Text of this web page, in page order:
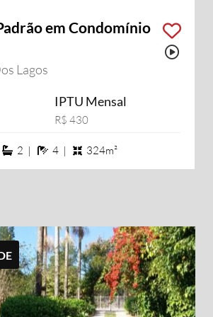
em Condomínio
Lagos
IPTU Mensal
R$ 430
2 suítes
2 | 4 banheiros
4 | 324m²